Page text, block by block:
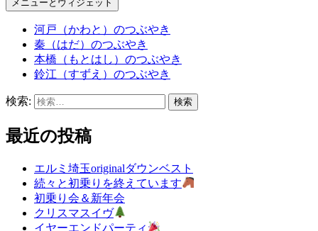
メニューとウィジェット
河戸（かわと）のつぶやき
秦（はだ）のつぶやき
本橋（もとはし）のつぶやき
鈴江（すずえ）のつぶやき
検索:
最近の投稿
エルミ埼玉originalダウンベスト
続々と初乗りを終えています
初乗り会＆新年会
クリスマスイヴ
イヤーエンドパーティ